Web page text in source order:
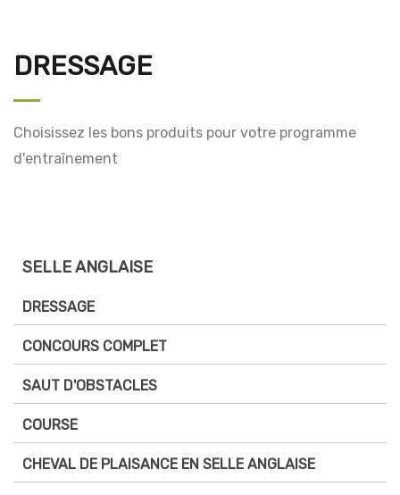
DRESSAGE
Choisissez les bons produits pour votre programme
d'entraînement
SELLE ANGLAISE
DRESSAGE
CONCOURS COMPLET
SAUT D'OBSTACLES
COURSE
CHEVAL DE PLAISANCE EN SELLE ANGLAISE